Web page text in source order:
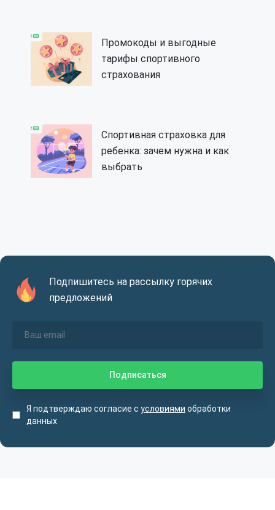
Промокоды и выгодные
тарифы спортивного
страхования
Спортивная страховка для
ребенка: зачем нужна и как
выбрать
Подпишитесь на рассылку горячих
предложений
Я подтверждаю согласие с условиями обработки
данных